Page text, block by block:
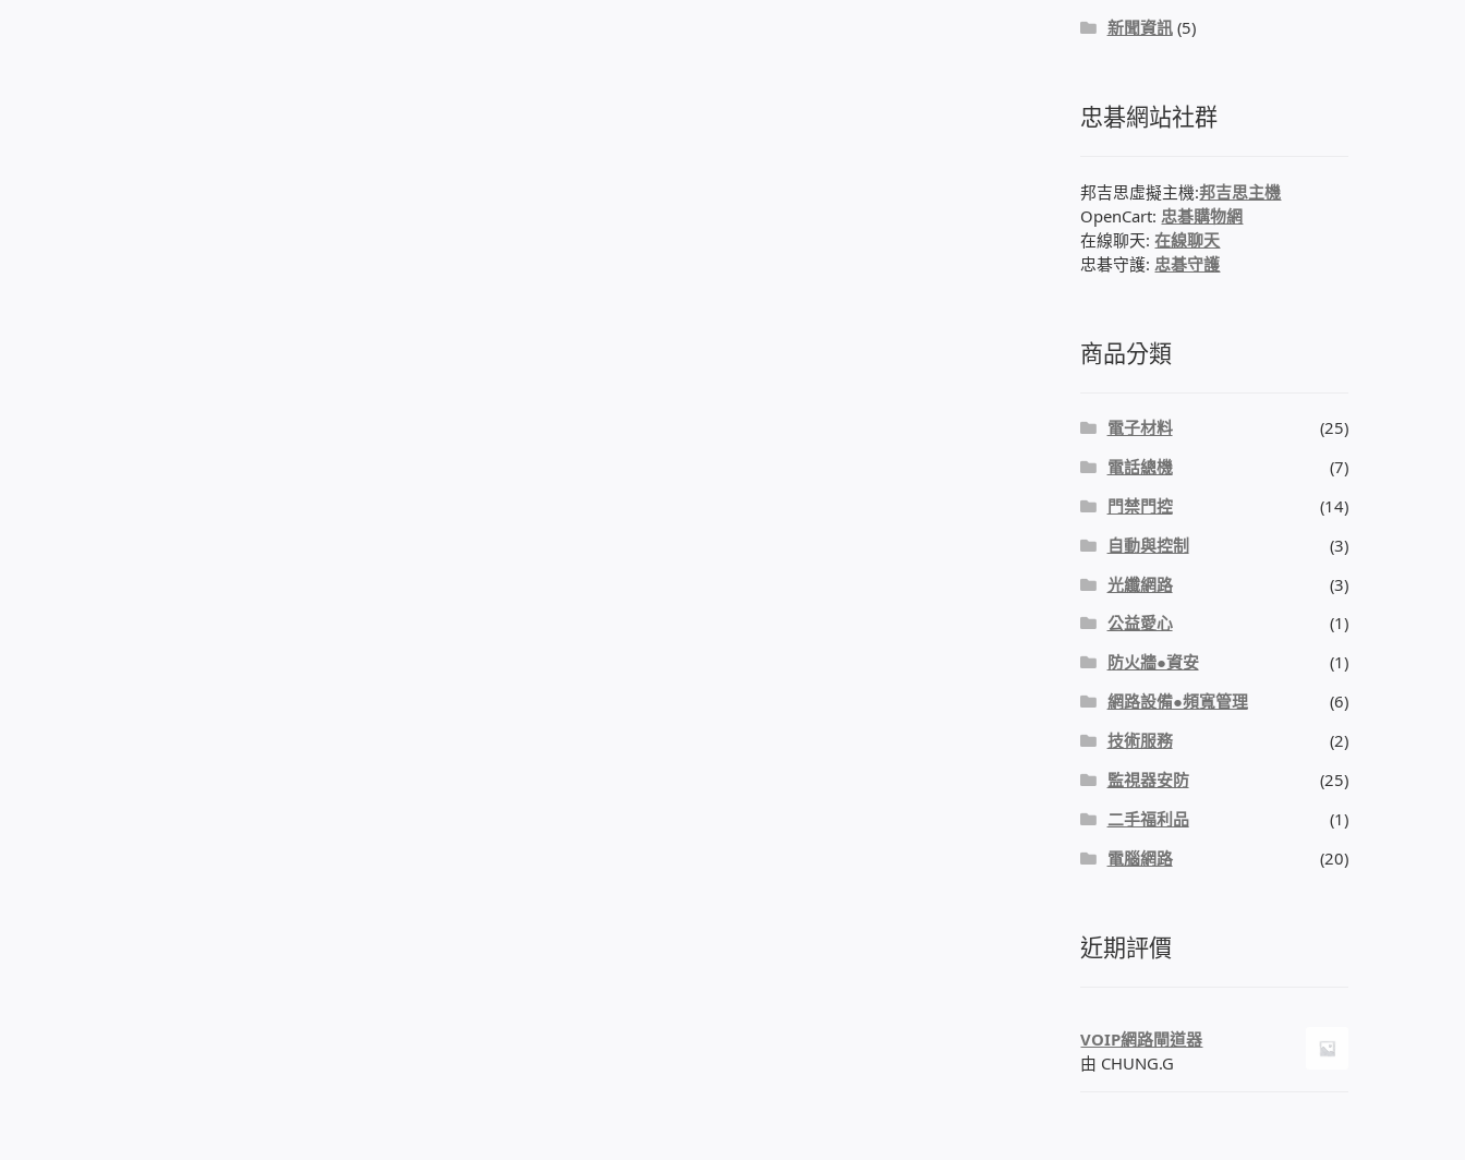
新聞資訊(5)
忠碁網站社群
邦吉思虛擬主機:邦吉思主機
OpenCart: 忠碁購物網
在線聊天:在線聊天
忠碁守護: 忠碁守護
商品分類
電子材料
(25)
電話總機
(7)
門禁門控
(14)
自動與控制
(3)
光纖網路
(3)
公益愛心
(1)
防火牆●資安
(1)
網路設備●頻寬管理
(6)
技術服務
(2)
監視器安防
(25)
二手福利品
(1)
電腦網路
(20)
近期評價
VOIP網路閘道器
由 CHUNG.G